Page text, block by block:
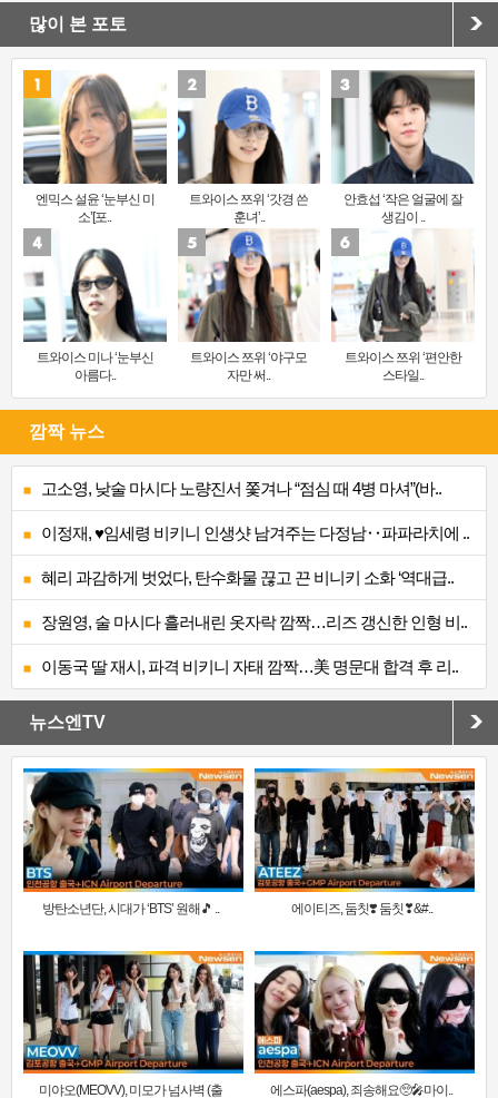
많이 본 포토
엔믹스 설윤 ‘눈부신 미
소’[포..
트와이스 쯔위 ‘갓경 쓴
훈녀’..
안효섭 ‘작은 얼굴에 잘
생김이 ..
트와이스 미나 ‘눈부신
아름다..
트와이스 쯔위 ‘야구모
자만 써..
트와이스 쯔위 ‘편안한
스타일..
깜짝 뉴스
고소영, 낮술 마시다 노량진서 쫓겨나 “점심 때 4병 마셔”(바..
이정재, ♥임세령 비키니 인생샷 남겨주는 다정남‥파파라치에 ..
혜리 과감하게 벗었다, 탄수화물 끊고 끈 비니키 소화 ‘역대급..
장원영, 술 마시다 흘러내린 옷자락 깜짝…리즈 갱신한 인형 비..
이동국 딸 재시, 파격 비키니 자태 깜짝…美 명문대 합격 후 리..
뉴스엔TV
방탄소년단, 시대가 ‘BTS’ 원해🎵 .. 에이티즈, 둠칫❣️ 둠칫❣&#..
미야오(MEOVV), 미모가 넘사벽 (출 에스파(aespa), 죄송해요🥺🎤마이..